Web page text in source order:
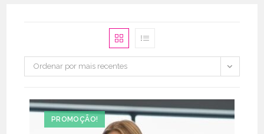
Ordenar por mais recentes
PROMOÇÃO!